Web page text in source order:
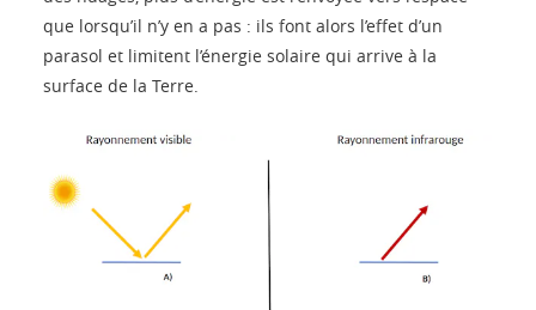
que lorsqu’il n’y en a pas : ils font alors l’effet d’un
parasol et limitent l’énergie solaire qui arrive à la
surface de la Terre.